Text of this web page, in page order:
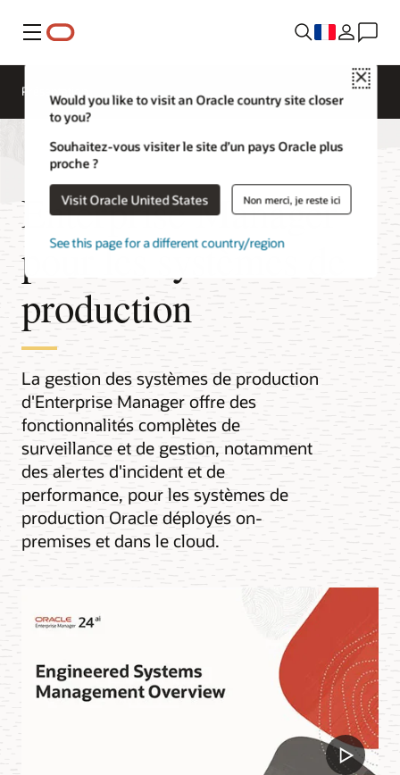
Menu
Close
Would you like to visit an Oracle country site closer
to you?
Souhaitez-vous visiter le site d’un pays Oracle plus
proche ?
Visit Oracle United States Non merci, je reste ici
See this page for a different country/region
Présentation
Enterprise Manager
pour les systèmes de
production
La gestion des systèmes de production
d'Enterprise Manager offre des
fonctionnalités complètes de
surveillance et de gestion, notamment
des alertes d'incident et de
performance, pour les systèmes de
production Oracle déployés on-
premises et dans le cloud.